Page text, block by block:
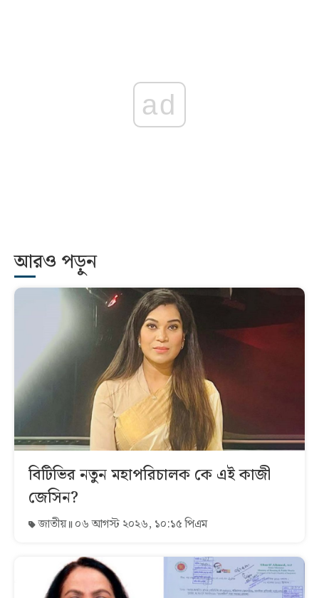
ad
আরও পড়ুন
বিটিভির নতুন মহাপরিচালক কে এই কাজী
জেসিন?
জাতীয় ০৬ আগস্ট ২০২৬, ১০:১৫ পিএম